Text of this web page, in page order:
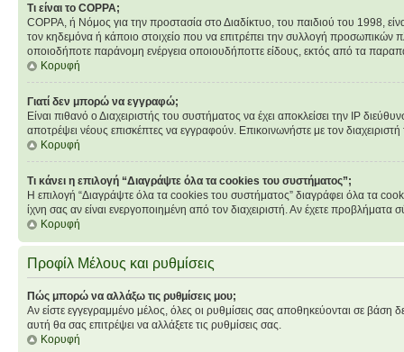
Τι είναι το COPPA;
COPPA, ή Νόμος για την προστασία στο Διαδίκτυο, του παιδιού του 1998,
τον κηδεμόνα ή κάποιο στοιχείο που να επιτρέπει την συλλογή
οποιοδήποτε παράνομη ενέργεια οποιουδήποττε είδους, εκτός από τα
Κορυφή
Γιατί δεν μπορώ να εγγραφώ;
Είναι πιθανό ο Διαχειριστής του συστήματος να έχει αποκλείσει την IP
αποτρέψει νέους επισκέπτες να εγγραφούν. Επικοινωνήστε με τον
Κορυφή
Τι κάνει η επιλογή “Διαγράψτε όλα τα cookies του συστήματος”;
Η επιλογή “Διαγράψτε όλα τα cookies του συστήματος” διαγράφει όλα τα
ίχνη σας αν είναι ενεργοποιημένη από τον διαχειριστή. Αν έχετε
Κορυφή
Προφίλ Μέλους και ρυθμίσεις
Πώς μπορώ να αλλάξω τις ρυθμίσεις μου;
Αν είστε εγγεγραμμένο μέλος, όλες οι ρυθμίσεις σας αποθηκεύονται σε βάση
αυτή θα σας επιτρέψει να αλλάξετε τις ρυθμίσεις σας.
Κορυφή